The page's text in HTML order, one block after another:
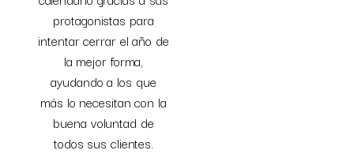
protagonistas para
intentar cerrar el año de
la mejor forma,
ayudando a los que
más lo necesitan con la
buena voluntad de
todos sus clientes.